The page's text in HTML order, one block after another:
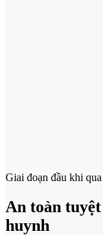
Giai đoạn đầu khi
An toàn
huynh